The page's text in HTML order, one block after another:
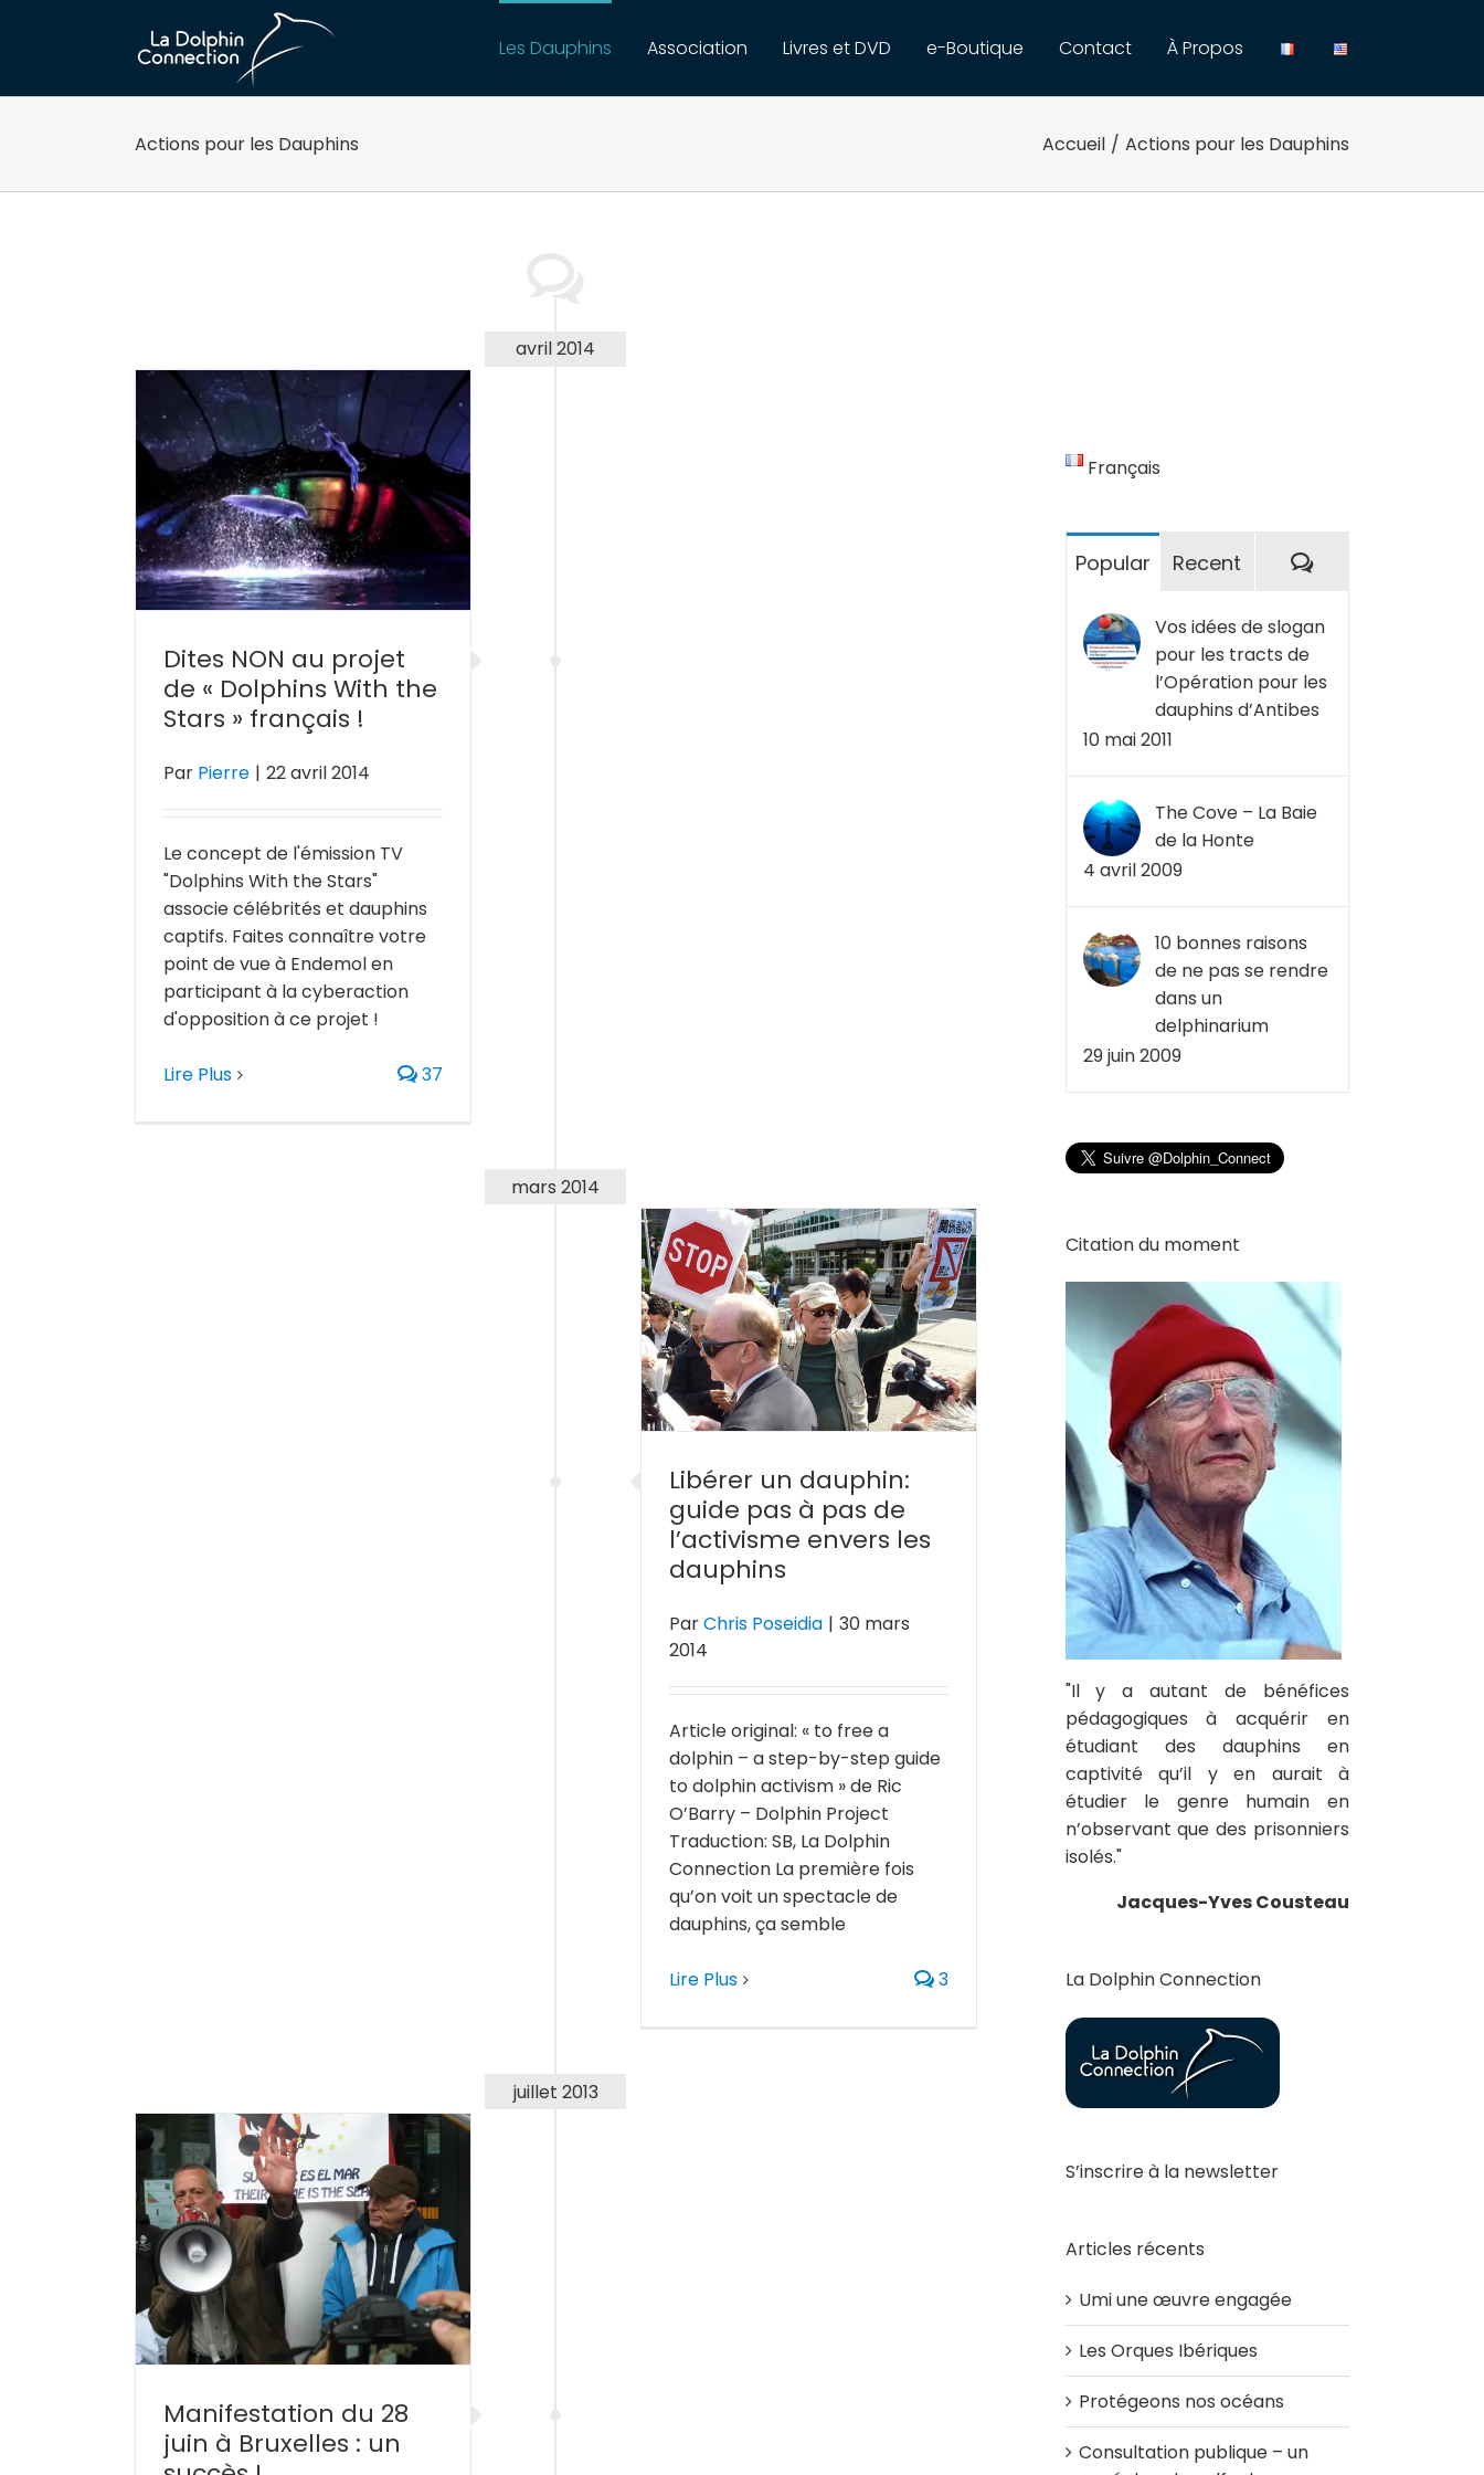
Les Dauphins Association Livres et DVD e-Boutique Contact À Propos
Actions pour les Dauphins Accueil / Actions pour les Dauphins
avril 2014
Dites NON au projet
de « Dolphins With the
Stars » français !
Par Pierre | 22 avril 2014
Le concept de l'émission TV
"Dolphins With the Stars"
associe célébrités et dauphins
captifs. Faites connaître votre
point de vue à Endemol en
participant à la cyberaction
d'opposition à ce projet !
Lire Plus 37
mars 2014
Libérer un dauphin:
guide pas à pas de
l’activisme envers les
dauphins
ParChris Poseidia | 30 mars
2014
Article original: « to free a
dolphin – a step-by-step guide
to dolphin activism » de Ric
O’Barry – Dolphin Project
Traduction: SB, La Dolphin
Connection La première fois
qu’on voit un spectacle de
dauphins, ça semble
Lire Plus 3
juillet 2013
Manifestation du 28
juin à Bruxelles : un
Français
Popular Recent Commentaires
Vos idées de slogan
pour les tracts de
l’Opération pour les
dauphins d’Antibes
10 mai 2011
The Cove – La Baie
de la Honte
4 avril 2009
10 bonnes raisons
de ne pas se rendre
dans un
delphinarium
29 juin 2009
Citation du moment
"Il y a autant de bénéfices
pédagogiques à acquérir en
étudiant des dauphins en
captivité qu’il y en aurait à
étudier le genre humain en
n’observant que des prisonniers
isolés."
Jacques-Yves Cousteau
La Dolphin Connection
S’inscrire à la newsletter
Articles récents
Umi une œuvre engagée
Les Orques Ibériques
Protégeons nos océans
Consultation publique – un